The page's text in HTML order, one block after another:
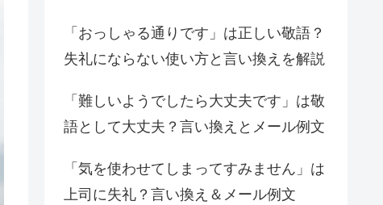
「おっしゃる通りです」は正しい敬語？
失礼にならない使い方と言い換えを解説
「難しいようでしたら大丈夫です」は敬
語として大丈夫？言い換えとメール例文
「気を使わせてしまってすみません」は
上司に失礼？言い換え＆メール例文